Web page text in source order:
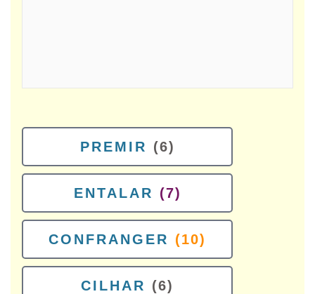
PREMIR (6)
ENTALAR (7)
CONFRANGER (10)
CILHAR (6)